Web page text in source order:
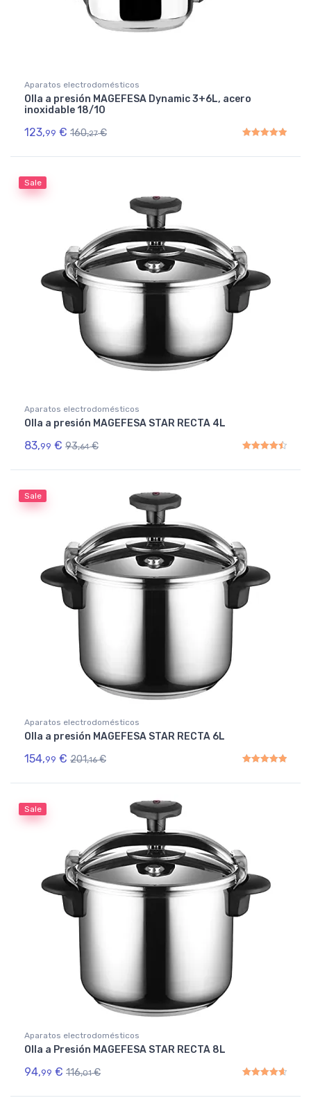
Aparatos electrodomésticos
Olla a presión MAGEFESA Dynamic 3+6L, acero
inoxidable 18/10
123,99 € 160,27 €
Sale
Aparatos electrodomésticos
Olla a presión MAGEFESA STAR RECTA 4L
83,99 € 93,64 €
Sale
Aparatos electrodomésticos
Olla a presión MAGEFESA STAR RECTA 6L
154,99 € 201,16 €
Sale
Aparatos electrodomésticos
Olla a Presión MAGEFESA STAR RECTA 8L
94,99 € 116,01 €